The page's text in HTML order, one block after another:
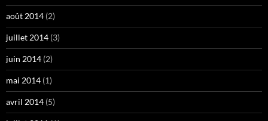
août 2014 (2)
juillet 2014 (3)
juin 2014 (2)
mai 2014 (1)
avril 2014 (5)